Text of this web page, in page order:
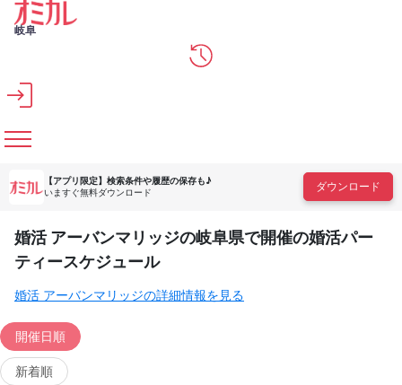
メインコンテンツへスキップ
岐阜
【アプリ限定】 検索条件や履歴の保存も♪
いますぐ無料ダウンロード
ダウンロード
婚活 アーバンマリッジの岐阜県で開催の婚活パー
ティースケジュール
婚活 アーバンマリッジの詳細情報を見る
開催日順
新着順